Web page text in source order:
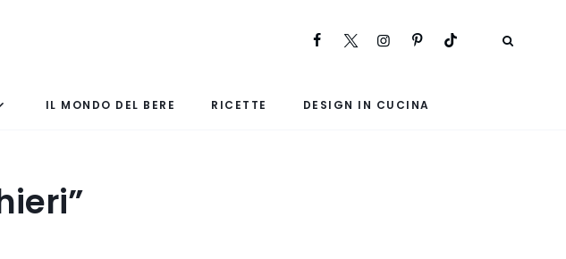
IL MONDO DEL BERE RICETTE DESIGN IN CUCINA